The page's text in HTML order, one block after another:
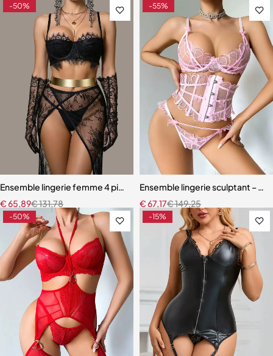
-50%
Ensemble lingerie femme 4 pièces – Dentelle noire avec soutien-
€131,78
€65,89
-55%
Ensemble lingerie sculptant –
€149,25
€67,17
-50% -15%